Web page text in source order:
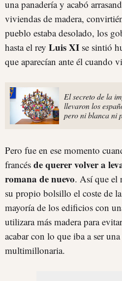
una panadería y acabó
viviendas de madera,
pueblo estaba desolado, los
hasta el rey Luis XI se sintió
que aparecían ante él cuando
El secreto de la
llevaron los
pero ni blanca ni
Pero fue en ese momento
francés de querer volver a
romana de nuevo. Así que el
su propio bolsillo el coste de
mayoría de los edificios con
utilizara más madera para
acabar con lo que iba a ser
multimillonaria.